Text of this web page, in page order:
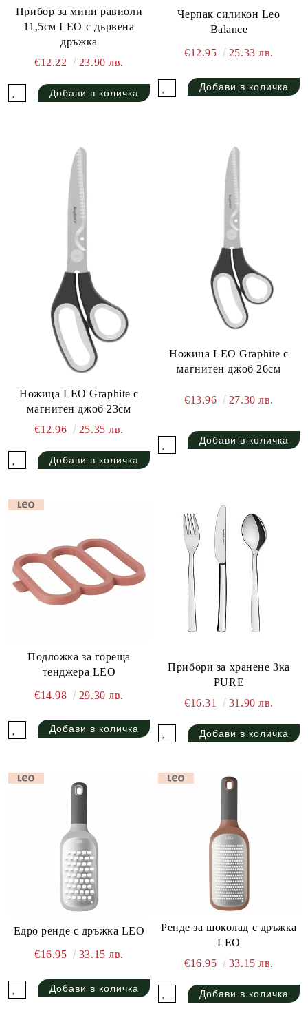
Прибор за мини равиоли
11,5см LEO с дървена
дръжка
€12.22
23.90 лв.
Черпак силикон Leo
Balance
€12.95 25.33 лв.
Ножица LEO Graphite с
магнитен джоб 23см
€12.96
25.35 лв.
Ножица LEO Graphite с
магнитен джоб 26см
€13.96 27.30 лв.
Подложка за гореща
тенджера LEO
€14.98
29.30 лв.
Прибори за хранене 3ка
PURE
€16.31
31.90 лв.
Едро ренде с дръжка LEO
€16.95 33.15 лв.
Ренде за шоколад с дръжка
LEO
€16.95
33.15 лв.